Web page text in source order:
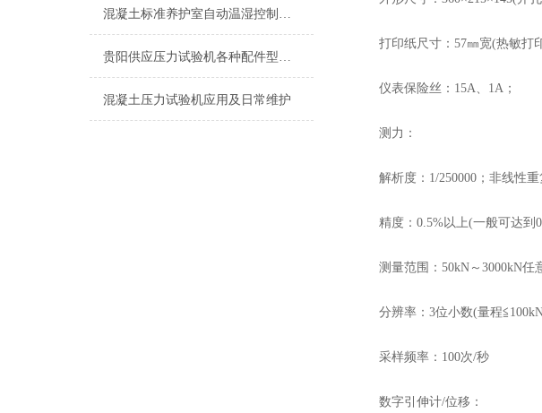
混凝土标准养护室自动温湿控制仪操作说明书
贵阳供应压力试验机各种配件型号齐全质优价廉
混凝土压力试验机应用及日常维护
打印纸尺寸：57㎜宽(热敏打
仪表保险丝：15A、1A；
测力：
解析度：1/250000；非线性重
精度：0.5%以上(一般可达到
测量范围：50kN～3000kN任
分辨率：3位小数(量程
采样频率：100次/秒
数字引伸计/位移：